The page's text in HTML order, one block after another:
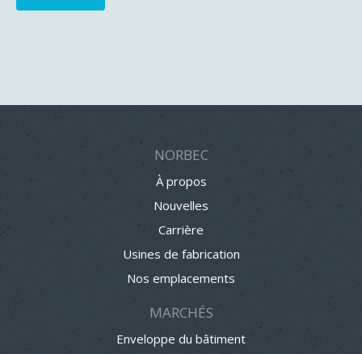
NORBEC
À propos
Nouvelles
Carrière
Usines de fabrication
Nos emplacements
MARCHÉS
Enveloppe du bâtiment